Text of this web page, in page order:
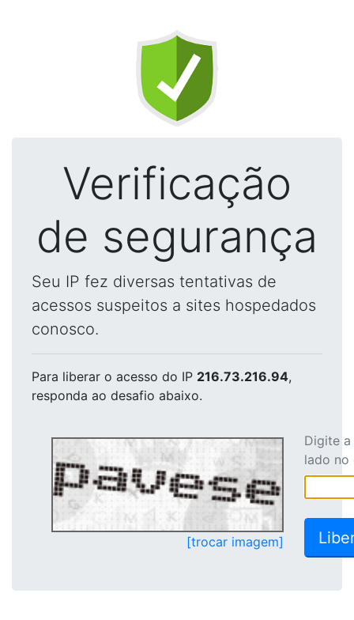
Verificação
de segurança
Seu IP fez diversas tentativas de
acessos suspeitos a sites hospedados
conosco.
Para liberar o acesso do IP 216.73.216.94,
responda ao desafio abaixo.
[trocar imagem]
Digite
lado no